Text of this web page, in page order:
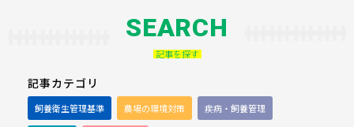
SEARCH
記事を探す
記事カテゴリ
飼養衛生管理基準 農場の環境対策 疾病・飼養管理